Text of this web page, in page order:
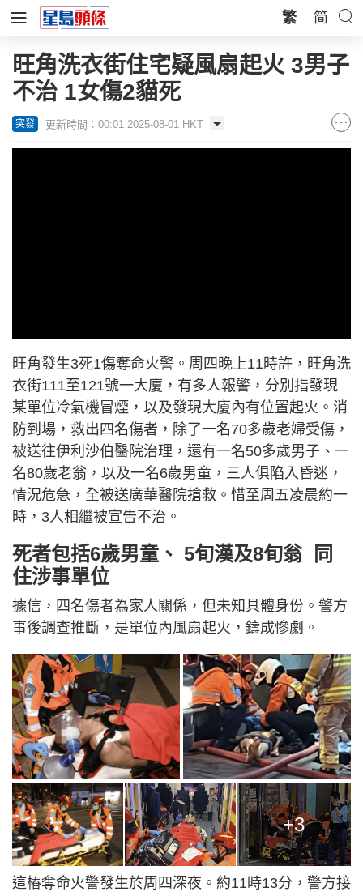
繁 简
旺角洗衣街住宅疑風扇起火 3男子
不治 1女傷2貓死
突發 更新時間：00:01 2025-08-01 HKT
旺角發生3死1傷奪命火警。周四晚上11時許，旺角洗
衣街111至121號一大廈，有多人報警，分別指發現
某單位冷氣機冒煙，以及發現大廈內有位置起火。消
防到場，救出四名傷者，除了一名70多歲老婦受傷，
被送往伊利沙伯醫院治理，還有一名50多歲男子、一
名80歲老翁，以及一名6歲男童，三人俱陷入昏迷，
情況危急，全被送廣華醫院搶救。惜至周五凌晨約一
時，3人相繼被宣告不治。
死者包括6歲男童、 5旬漢及8旬翁 同
住涉事單位
據信，四名傷者為家人關係，但未知具體身份。警方
事後調查推斷，是單位內風扇起火，鑄成慘劇。
+3
這樁奪命火警發生於周四深夜。約11時13分，警方接